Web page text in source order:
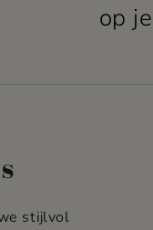
op
stijlvol